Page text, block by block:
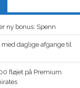
ny bonus: Spenn
med daglige afgange til
fløjet på Premium